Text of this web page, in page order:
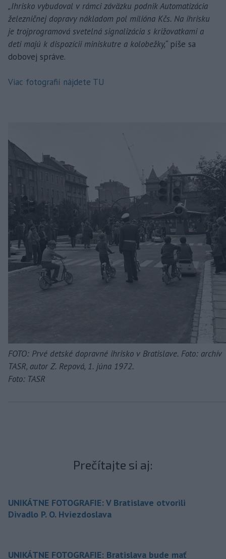
„Ihrisko vybudoval v rámci záväzku podnik Automatizácia
železničnej dopravy nákladom pol milióna Kčs. Na ihrisku
je trojprogramová svetelná signalizácia s križovatkami a
deti majú k dispozícii miniskutre a kolobežky,“ píše sa
dobovej správe.
Viac fotografií nájdete TU
FOTO: Prvé detské dopravné ihrisko v Bratislave. Foto: archív
TASR, autor Z. Repová, 1. júna 1972.
Foto: TASR
Prečítajte si aj:
UNIKÁTNE FOTOGRAFIE: V Bratislave otvorili
Divadlo P. O. Hviezdoslava
UNIKÁTNE FOTOGRAFIE: Bratislava bude mať